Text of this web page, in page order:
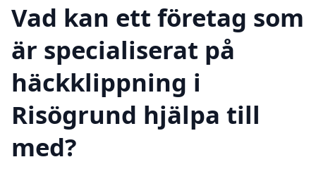
Vad kan ett företag som
är specialiserat på
häckklippning i
Risögrund hjälpa till
med?